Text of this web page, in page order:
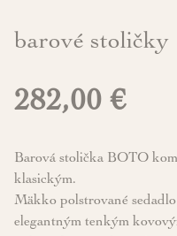
barové stoličky
282,00 €
Barová stolička BOTO
klasickým.
Mäkko polstrované
elegantným tenkým